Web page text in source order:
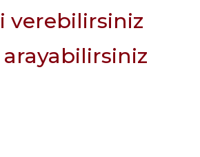
verebilirsiniz